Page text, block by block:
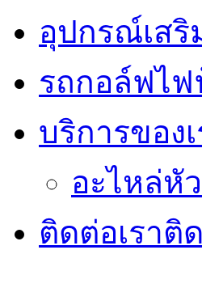
อุปกรณ์เส
รถกอล์ฟไฟ
บริการของเ
อะไหล่หั
ติดต่อเราติ